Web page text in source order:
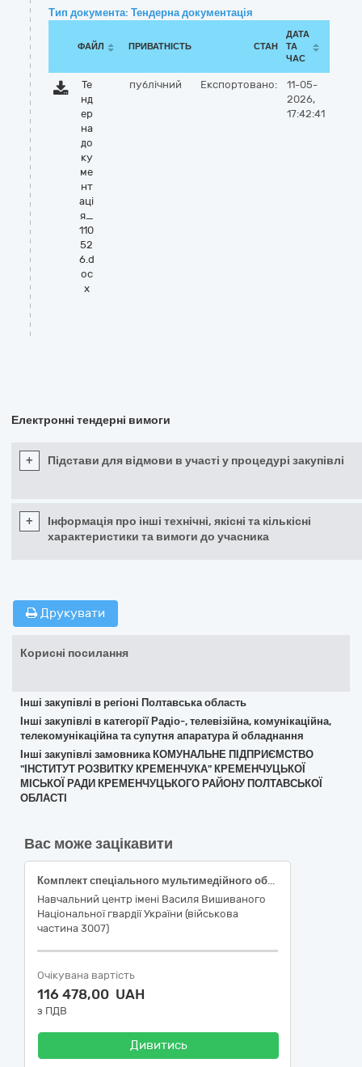
Тип документа: Тендерна документація
ФАЙЛ ПРИВАТНІСТЬ СТАН
ДАТА
ТА
ЧАС
Те
нд
ер
на
до
ку
ме
нт
аці
я_
110
52
6.d
oc
x
публічний Експортовано:
11-05-
2026,
17:42:41
Електронні тендерні вимоги
+ Підстави для відмови в участі у процедурі закупівлі
+
Інформація про інші технічні, якісні та кількісні
характеристики та вимоги до учасника
Друкувати
Корисні посилання
Інші закупівлі в регіоні Полтавська область
Інші закупівлі в категорії Радіо-, телевізійна, комунікаційна,
телекомунікаційна та супутня апаратура й обладнання
Інші закупівлі замовника КОМУНАЛЬНЕ ПІДПРИЄМСТВО
"ІНСТИТУТ РОЗВИТКУ КРЕМЕНЧУКА" КРЕМЕНЧУЦЬКОЇ
МІСЬКОЇ РАДИ КРЕМЕНЧУЦЬКОГО РАЙОНУ ПОЛТАВСЬКОЇ
ОБЛАСТІ
Вас може зацікавити
Комплект спеціального мультимедійного обладнання для навчальних класів (проєктор, ноутбук, проекційний екран на тринозі)
Навчальний центр імені Василя Вишиваного
Національної гвардії України (військова
частина 3007)
Очікувана вартість
116 478,00 UAH
з ПДВ
Дивитись